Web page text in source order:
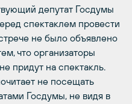
депутат Госдумы
спектаклем провести
не было объявлено
что организаторы
придут на спектакль.
не посещать
Госдумы, не видя в